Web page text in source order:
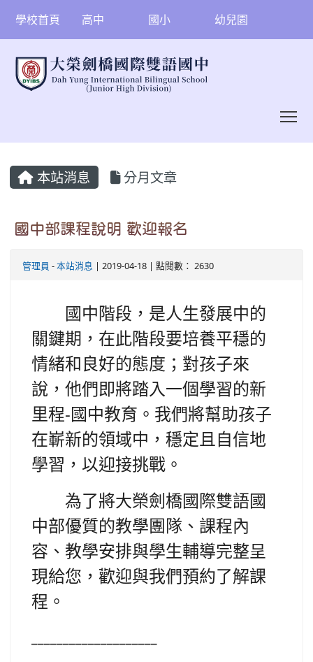
學校首頁 高中 國小 幼兒園
本站消息 分月文章
國中部課程說明 歡迎報名
管理員 -本站消息 | 2019-04-18 | 點閱數： 2630
國中階段，是人生發展中的
關鍵期，在此階段要培養平穩的
情緒和良好的態度；對孩子來
說，他們即將踏入一個學習的新
里程-國中教育。我們將幫助孩子
在嶄新的領域中，穩定且自信地
學習，以迎接挑戰。
為了將大榮劍橋國際雙語國
中部優質的教學團隊、課程內
容、教學安排與學生輔導完整呈
現給您，歡迎與我們預約了解課
程。